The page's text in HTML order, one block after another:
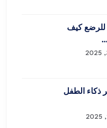
للرضع كيف
ذكاء الطفل